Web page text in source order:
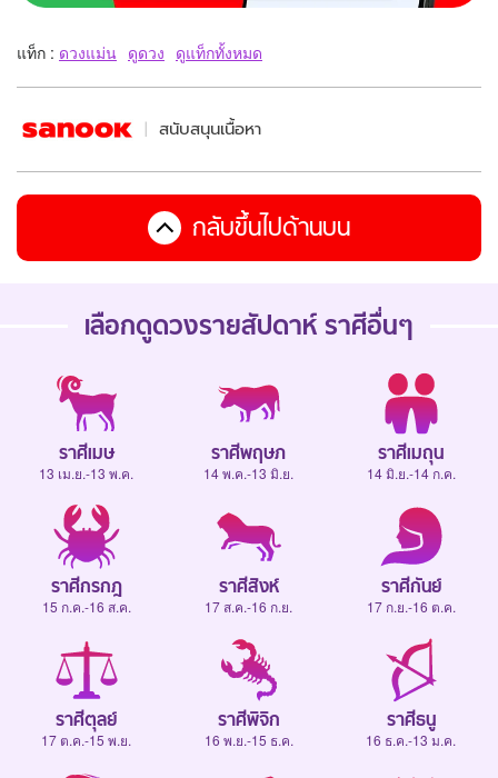
แท็ก : ดวงแม่น ดูดวง ดูแท็กทั้งหมด
สนับสนุนเนื้อหา
กลับขึ้นไปด้านบน
เลือกดูดวงรายสัปดาห์ ราศีอื่นๆ
ราศีเมษ
13 เม.ย.-13 พ.ค.
ราศีพฤษภ
14 พ.ค.-13 มิ.ย.
ราศีเมถุน
14 มิ.ย.-14 ก.ค.
ราศีกรกฎ
15 ก.ค.-16 ส.ค.
ราศีสิงห์
17 ส.ค.-16 ก.ย.
ราศีกันย์
17 ก.ย.-16 ต.ค.
ราศีตุลย์
17 ต.ค.-15 พ.ย.
ราศีพิจิก
16 พ.ย.-15 ธ.ค.
ราศีธนู
16 ธ.ค.-13 ม.ค.